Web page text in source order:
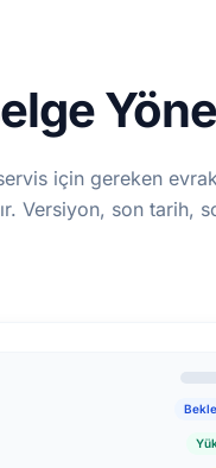
için gereken
Versiyon, son tarih,